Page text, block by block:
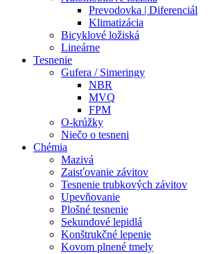
Prevodovka | Diferenciál
Klimatizácia
Bicyklové ložiská
Lineárne
Tesnenie
Gufera / Simeringy
NBR
MVQ
FPM
O-krúžky
Niečo o tesneni
Chémia
Mazivá
Zaisťovanie závitov
Tesnenie trubkových závitov
Upevňovanie
Plošné tesnenie
Sekundové lepidlá
Konštrukčné lepenie
Kovom plnené tmely